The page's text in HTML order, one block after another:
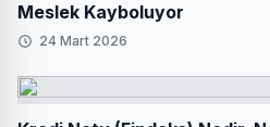
Meslek Kayboluyor
24 Mart 2026